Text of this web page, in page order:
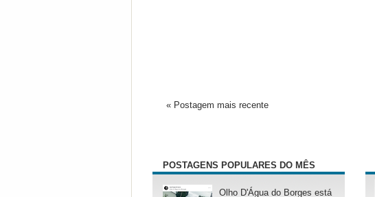
« Postagem mais recente
POSTAGENS POPULARES DO MÊS
Olho D'Água do Borges está